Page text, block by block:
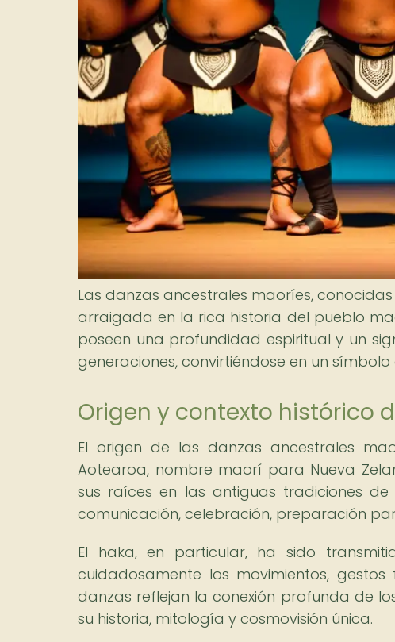
Las danzas ancestrales maoríes,
arraigada en la rica historia del pueblo
poseen una profundidad espiritual y un
generaciones, convirtiéndose en un
Origen y contexto histórico
El origen de las danzas ancestrales
Aotearoa, nombre maorí para Nueva
sus raíces en las antiguas tradiciones
comunicación, celebración, preparación
El haka, en particular, ha sido
cuidadosamente los movimientos,
danzas reflejan la conexión profunda de
su historia, mitología y cosmovisión única.